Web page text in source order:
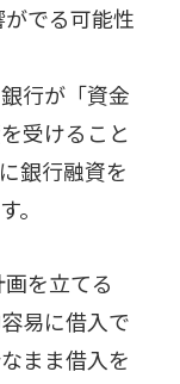
でる可能性
行が「資金
受けること
銀行融資を
。
を立てる
易に借入で
まま借入を